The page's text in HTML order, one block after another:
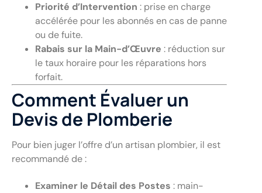
Priorité d’Intervention : prise en charge
accélérée pour les abonnés en cas de panne
ou de fuite.
Rabais sur la Main-d’Œuvre : réduction sur
le taux horaire pour les réparations hors
forfait.
Comment Évaluer un
Devis de Plomberie
Pour bien juger l’offre d’un artisan plombier, il est
recommandé de :
Examiner le Détail des Postes : main-